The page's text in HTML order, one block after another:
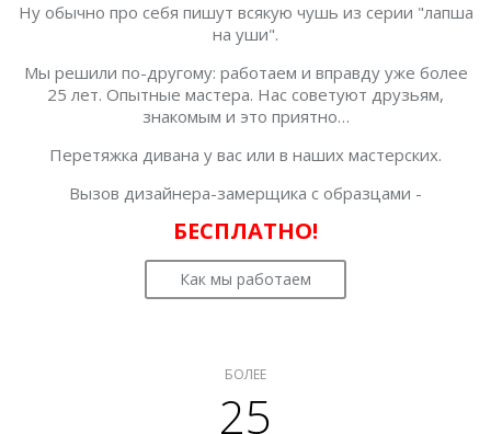
Ну обычно про себя пишут всякую чушь из серии "лапша
на уши".
Мы решили по-другому: работаем и вправду уже более
25 лет. Опытные мастера. Нас советуют друзьям,
знакомым и это приятно…
Перетяжка дивана у вас или в наших мастерских.
Вызов дизайнера-замерщика с образцами -
БЕСПЛАТНО!
Как мы работаем
БОЛЕЕ
25